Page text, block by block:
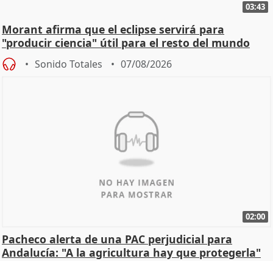
03:43
Morant afirma que el eclipse servirá para
"producir ciencia" útil para el resto del mundo
Sonido Totales 07/08/2026
02:00
Pacheco alerta de una PAC perjudicial para
Andalucía: "A la agricultura hay que protegerla"